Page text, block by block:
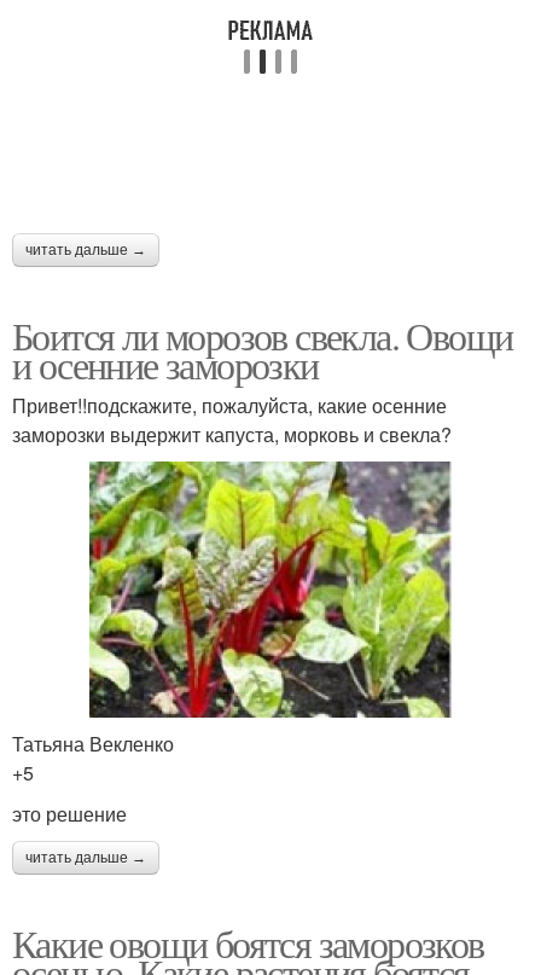
читать дальше →
Боится ли морозов свекла. Овощи
и осенние заморозки
Привет!!подскажите, пожалуйста, какие осенние
заморозки выдержит капуста, морковь и свекла?
Татьяна Векленко
+5
это решение
читать дальше →
Какие овощи боятся заморозков